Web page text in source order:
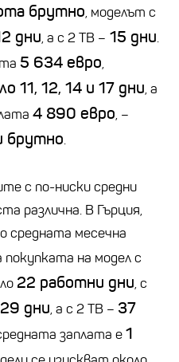
брутно, моделът с
дни, а с 2 TB – 15 дни.
5 634 евро,
11, 12, 14 и 17 дни, а
4 890 евро, –
брутно.
с по-ниски средни
различна. В Гърция,
средната месечна
покупката на модел с
22 работни дни, с
29 дни, а с 2 TB – 37
заплата е1